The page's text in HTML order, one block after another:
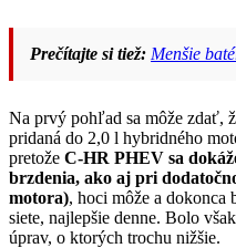
Prečítajte si tiež: Menšie
Na prvý pohľad sa môže zdať,
pridaná do 2,0 l hybridného
pretože C-HR PHEV sa
brzdenia, ako aj pri
motora), hoci môže a
siete, najlepšie denne. Bolo
úprav, o ktorých trochu nižšie.